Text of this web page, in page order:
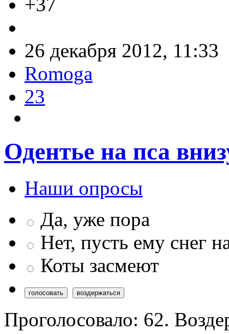
26 декабря 2012, 11:33
Romoga
23
Одентье на пса
Наши опросы
Да, уже пора
Нет, пусть ему снег
Коты засмеют
Проголосовало: 62.